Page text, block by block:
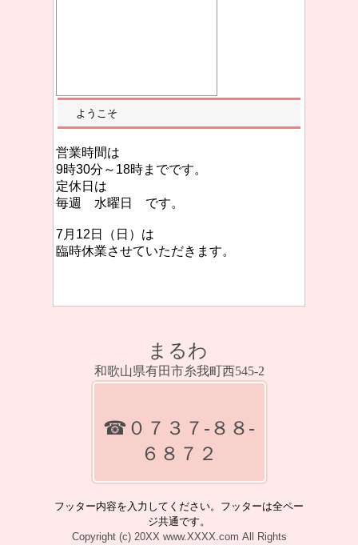
ようこそ
営業時間は
9時30分～18時までです。
定休日は
毎週 水曜日 です。
7月12日（日）は
臨時休業させていただきます。
まるわ
和歌山県有田市糸我町西545-2
☎０７３７‐８８‐
６８７２
フッター内容を入力してください。フッターは全ペー
ジ共通です。
Copyright (c) 20XX www.XXXX.com All Rights